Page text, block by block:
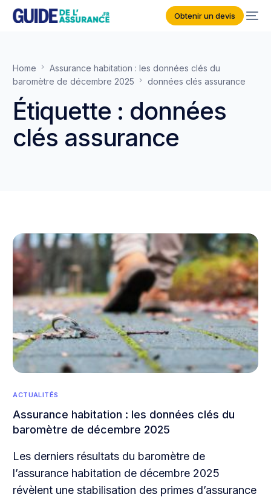
Obtenir un devis
Home
Assurance habitation : les données clés du
baromètre de décembre 2025
données clés assurance
Étiquette : données
clés assurance
ACTUALITÉS
Assurance habitation : les données clés du
baromètre de décembre 2025
Les derniers résultats du baromètre de
l’assurance habitation de décembre 2025
révèlent une stabilisation des primes d’assurance